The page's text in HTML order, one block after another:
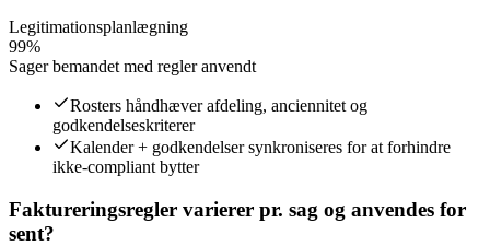
Legitimationsplanlægning
99%
Sager bemandet med regler anvendt
Rosters håndhæver afdeling, anciennitet og
godkendelseskriterer
Kalender + godkendelser synkroniseres for at forhindre
ikke-compliant bytter
Faktureringsregler varierer pr. sag og anvendes for
sent?